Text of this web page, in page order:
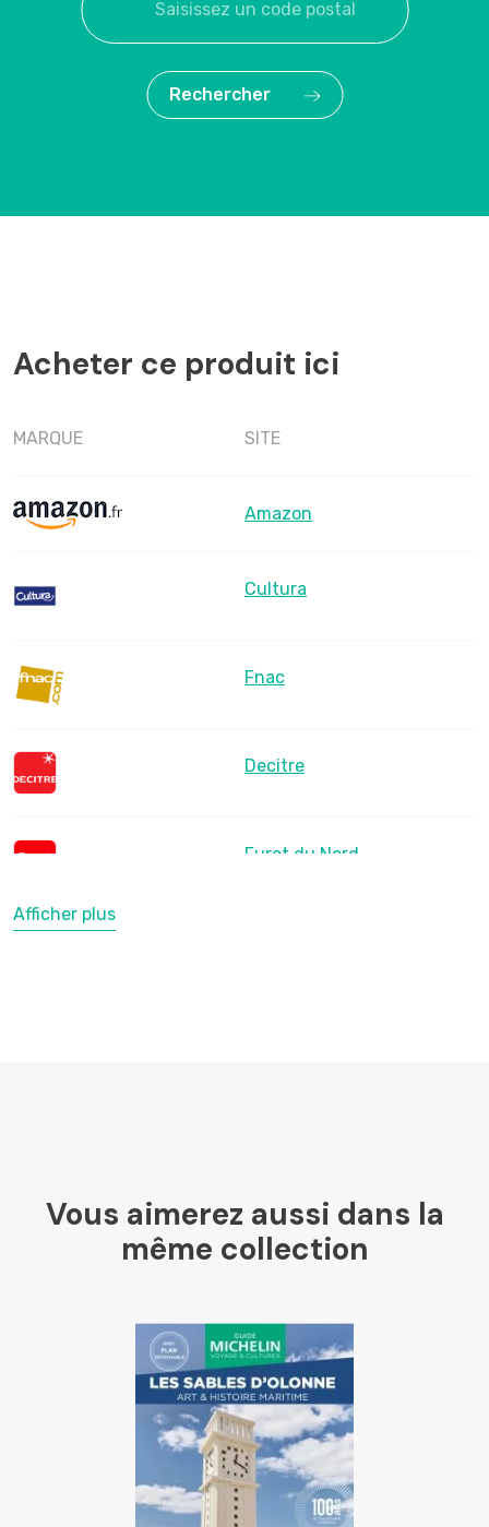
Rechercher
Acheter ce produit ici
MARQUE SITE
Amazon
Cultura
Fnac
Decitre
Furet du Nord
Mollat
Chapitre
Dialogue
Afficher plus
Vous aimerez aussi dans la
même collection